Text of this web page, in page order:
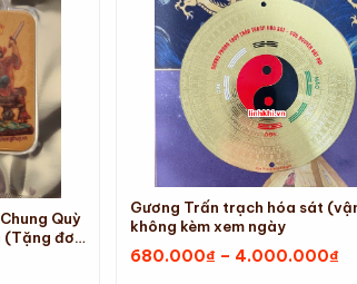
Quỳ
(Tặng đơn
Gương Trấn trạch hóa sát
không kèm xem ngày
680.000₫ – 4.000.000₫